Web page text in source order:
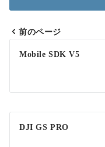
投
ビ
ゲ
前のページ
Mobile SDK V5
DJI GS PRO